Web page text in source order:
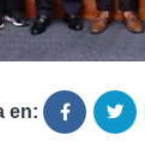
en: